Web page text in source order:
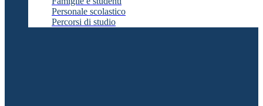
Personale scolastico
Percorsi di studio